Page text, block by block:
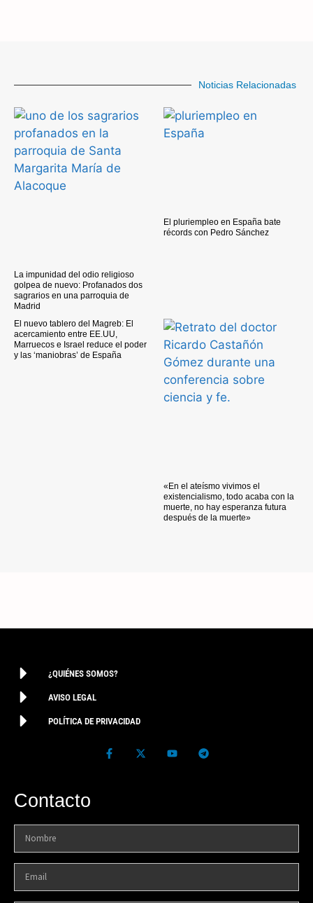
Noticias Relacionadas
La impunidad del odio religioso
golpea de nuevo: Profanados dos
sagrarios en una parroquia de
Madrid
El pluriempleo en España bate
récords con Pedro Sánchez
El nuevo tablero del Magreb: El
acercamiento entre EE.UU,
Marruecos e Israel reduce el poder
y las ‘maniobras’ de España
«En el ateísmo vivimos el
existencialismo, todo acaba con la
muerte, no hay esperanza futura
después de la muerte»
¿QUIÉNES SOMOS?
AVISO LEGAL
POLÍTICA DE PRIVACIDAD
Contacto